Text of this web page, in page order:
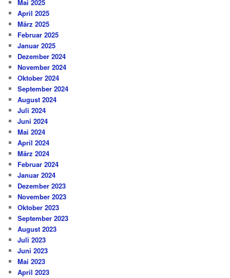
Mai 2025
April 2025
März 2025
Februar 2025
Januar 2025
Dezember 2024
November 2024
Oktober 2024
September 2024
August 2024
Juli 2024
Juni 2024
Mai 2024
April 2024
März 2024
Februar 2024
Januar 2024
Dezember 2023
November 2023
Oktober 2023
September 2023
August 2023
Juli 2023
Juni 2023
Mai 2023
April 2023